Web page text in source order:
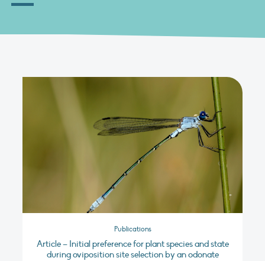
Publications
Article – Initial preference for plant species and state
during oviposition site selection by an odonate